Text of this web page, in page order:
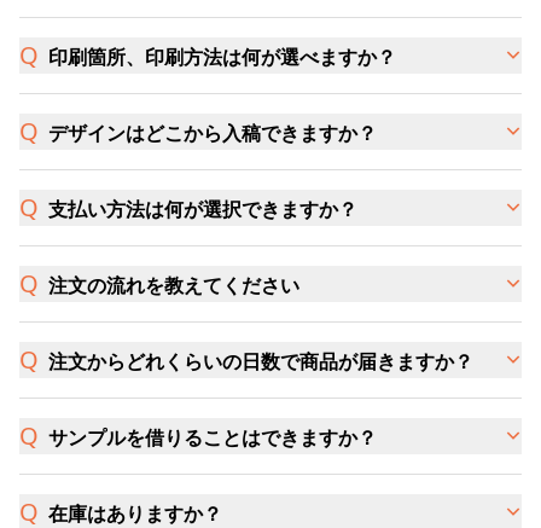
印刷箇所、印刷方法は何が選べますか？
デザインはどこから入稿できますか？
支払い方法は何が選択できますか？
注文の流れを教えてください
注文からどれくらいの日数で商品が届きますか？
サンプルを借りることはできますか？
在庫はありますか？